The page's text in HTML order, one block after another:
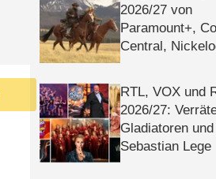
2026/​27 von
Paramount+,
Central,
RTL, VOX und
2026/​27:
Gladiatoren und
Sebastian Lege